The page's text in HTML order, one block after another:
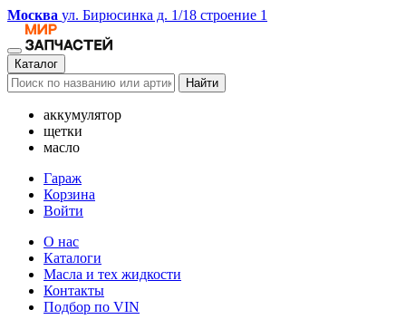
Москва ул. Бирюсинка д. 1/18 строение 1
Каталог
Найти
аккумулятор
щетки
масло
Гараж
Корзина
Войти
О нас
Каталоги
Масла и тех жидкости
Контакты
Подбор по VIN